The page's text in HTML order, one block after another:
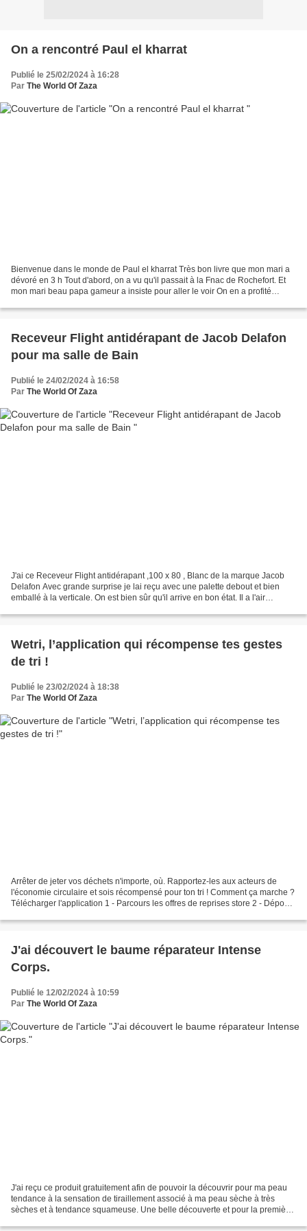
On a rencontré Paul el kharrat
Publié le 25/02/2024 à 16:28
Par The World Of Zaza
Bienvenue dans le monde de Paul el kharrat Très bon livre que mon mari a
dévoré en 3 h Tout d'abord, on a vu qu'il passait à la Fnac de Rochefort. Et
mon mari beau papa gameur a insiste pour aller le voir On en a profité
Receveur Flight antidérapant de Jacob Delafon
pour ma salle de Bain
Publié le 24/02/2024 à 16:58
Par The World Of Zaza
J'ai ce Receveur Flight antidérapant ,100 x 80 , Blanc de la marque Jacob
Delafon Avec grande surprise je lai reçu avec une palette debout et bien
emballé à la verticale. On est bien sûr qu'il arrive en bon état. Il a l'air
Wetri, l’application qui récompense tes gestes
de tri !
Publié le 23/02/2024 à 18:38
Par The World Of Zaza
Arrêter de jeter vos déchets n'importe, où. Rapportez-les aux acteurs de
l'économie circulaire et sois récompensé pour ton tri ! Comment ça marche ?
Télécharger l'application 1 - Parcours les offres de reprises store 2 - Dépose
J'ai découvert le baume réparateur Intense
Corps.
Publié le 12/02/2024 à 10:59
Par The World Of Zaza
J'ai reçu ce produit gratuitement afin de pouvoir la découvrir pour ma peau
tendance à la sensation de tiraillement associé à ma peau sèche à très
sèches et à tendance squameuse. Une belle découverte et pour la première